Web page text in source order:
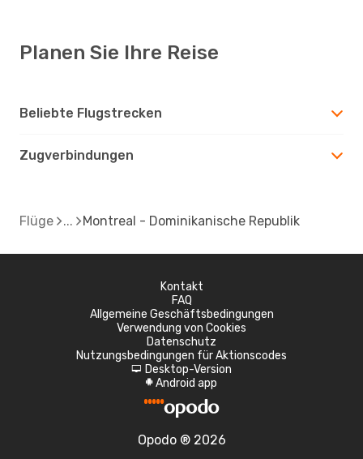
Planen Sie Ihre Reise
Beliebte Flugstrecken
Zugverbindungen
Flüge Montreal - Dominikanische Republik
Kontakt
FAQ
Allgemeine Geschäftsbedingungen
Verwendung von Cookies
Datenschutz
Nutzungsbedingungen für Aktionscodes
d Desktop-Version
A Android app
Opodo ® 2026